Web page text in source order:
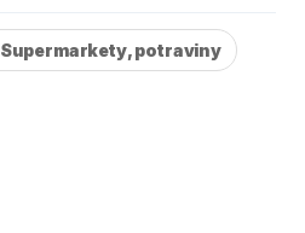
Supermarkety, potraviny